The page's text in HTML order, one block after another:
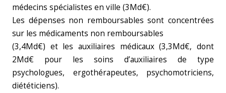
médecins spécialistes en ville (3Md€).
Les dépenses non remboursables sont concentrées
sur les médicaments non remboursables
(3,4Md€) et les auxiliaires médicaux (3,3Md€, dont
2Md€ pour les soins d’auxiliaires de type
psychologues, ergothérapeutes, psychomotriciens,
diététiciens).